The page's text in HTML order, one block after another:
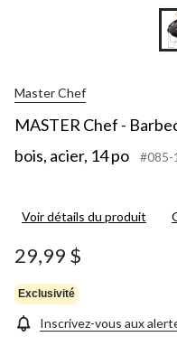
Master Chef
MASTER Chef -
bois, acier, 14 po
#085-
Voir détails du produit
29,99 $
Exclusivité
Inscrivez-vous aux